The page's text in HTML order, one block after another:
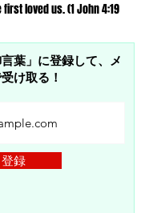
loved us. (1 John 4:19
言葉」に登録して、メ
け取る！
登録